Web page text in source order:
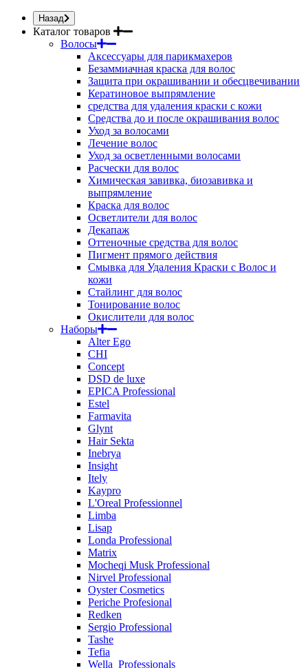
Назад
Каталог товаров
Волосы
Аксессуары для парикмахеров
Безаммиачная краска для волос
Защита при окрашивании и обесцвечивании
Кератиновое выпрямление
средства для удаления краски с кожи
Средства до и после окрашивания волос
Уход за волосами
Лечение волос
Уход за осветленными волосами
Расчески для волос
Химическая завивка, биозавивка и
выпрямление
Краска для волос
Осветлители для волос
Декапаж
Оттеночные средства для волос
Пигмент прямого действия
Смывка для Удаления Краски с Волос и
кожи
Стайлинг для волос
Тонирование волос
Окислители для волос
Наборы
Alter Ego
CHI
Concept
DSD de luxe
EPICA Professional
Estel
Farmavita
Glynt
Hair Sekta
Inebrya
Insight
Itely
Kaypro
L'Oreal Professionnel
Limba
Lisap
Londa Professional
Matrix
Mocheqi Musk Professional
Nirvel Professional
Oyster Cosmetics
Periche Profesional
Redken
Sergio Professional
Tashe
Tefia
Wella_Professionals